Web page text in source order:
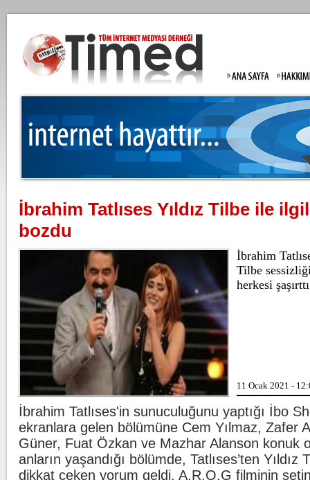
İbrahim Tatlıses Yıldız Tilbe ile
bozdu
İbrahim
Tilbe
herkesi
11 Ocak 2021 -
İbrahim Tatlıses'in sunuculuğunu yaptığı İbo
ekranlara gelen bölümüne Cem Yılmaz, Zafer
Güner, Fuat Özkan ve Mazhar Alanson konuk
anların yaşandığı bölümde, Tatlıses’ten Yıldız
dikkat çeken yorum geldi. A.R.O.G filminin
Lahmacun ve